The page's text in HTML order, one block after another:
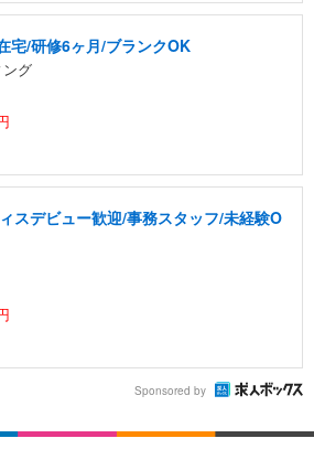
宅/研修6ヶ月/ブランクOK
グ
スデビュー歓迎/事務スタッフ/未経験O
Sponsored by